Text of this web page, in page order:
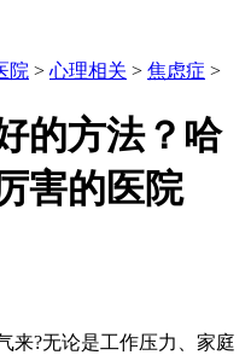
院 > 心理相关 > 焦虑症 >
的方法？哈
害的医院
?无论是工作压力、家庭